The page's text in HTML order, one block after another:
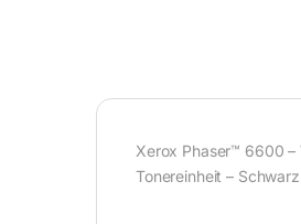
Xerox Phaser™ 6600 –
Tonereinheit –